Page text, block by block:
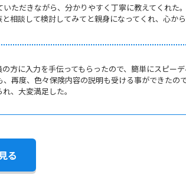
ただきながら、分かりやすく丁寧に教えてくれた
相談して検討してみてと親身になってくれ、心か
方に入力を手伝ってもらったので、簡単にスピーデ
再度、色々保険内容の説明も受ける事ができたので
、大変満足した。
る